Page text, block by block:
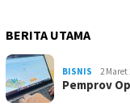
BERITA UTAMA
BISNIS 2 Maret
Pemprov